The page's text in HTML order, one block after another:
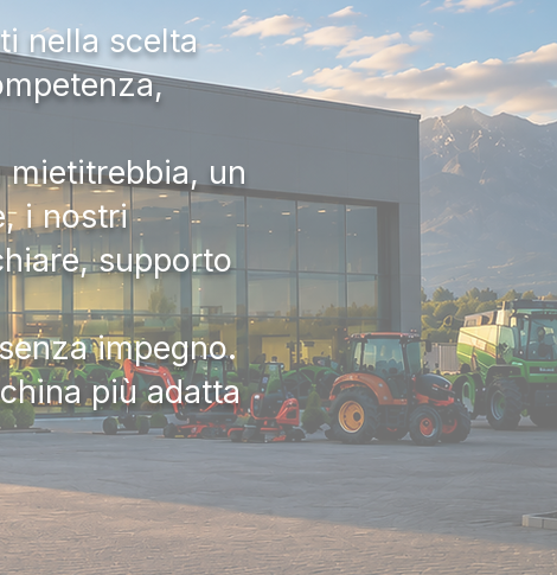
nella scelta
un
i nostri
supporto
impegno.
più adatta